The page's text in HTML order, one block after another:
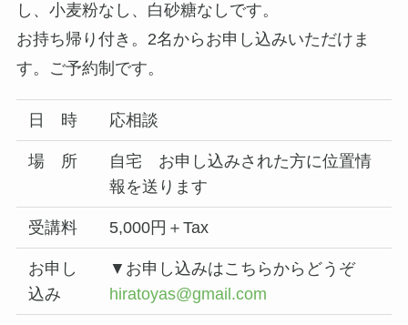
し、小麦粉なし、白砂糖なしです。
お持ち帰り付き。2名からお申し込みいただけま
す。ご予約制です。
日 時 応相談
場 所
自宅 お申し込みされた方に位置情
報を送ります
受講料 5,000円＋Tax
お申し
込み
▼お申し込みはこちらからどうぞ
hiratoyas@gmail.com